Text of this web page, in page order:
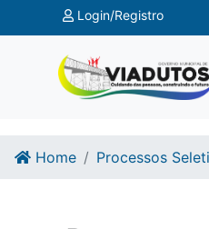
Ir para o conteúdo
Ir para o fim do conteúdo
Login/Registro
Home Processos